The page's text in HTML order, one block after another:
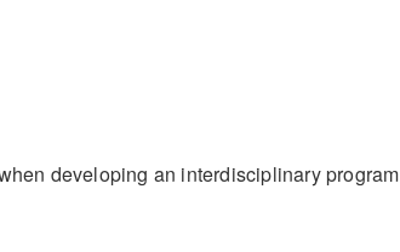
developing an interdisciplinary program